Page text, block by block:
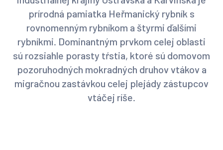
prírodná pamiatka Heřmanický rybník s
rovnomenným rybníkom a štyrmi ďalšími
rybníkmi. Dominantným prvkom celej oblasti
sú rozsiahle porasty tŕstia, ktoré sú domovom
pozoruhodných mokradných druhov vtákov a
migračnou zastávkou celej plejády zástupcov
vtáčej ríše.